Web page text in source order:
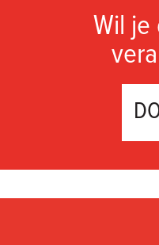
Wil